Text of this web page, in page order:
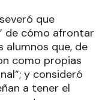
que
de cómo afrontar
alumnos que, de
como propias
y consideró
a tener el